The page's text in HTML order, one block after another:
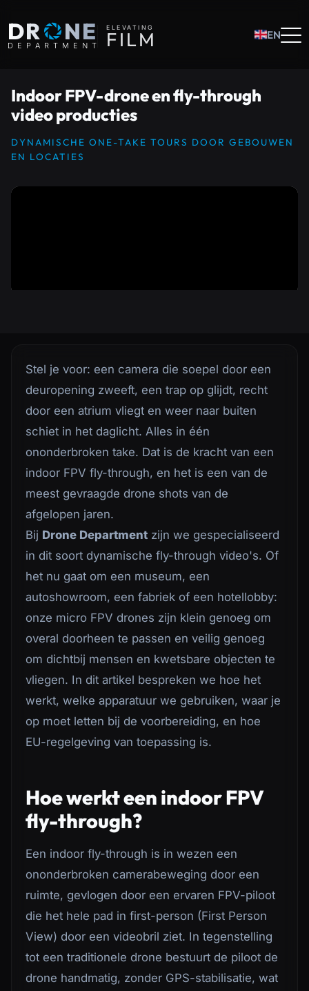
DRONE
D E P A R T M E N T
ELEVATING
FI LM EN
Indoor FPV-drone en fly-through
video producties
DYNAMISCHE ONE-TAKE TOURS DOOR GEBOUWEN
EN LOCATIES
Stel je voor: een camera die soepel door een
deuropening zweeft, een trap op glijdt, recht
door een atrium vliegt en weer naar buiten
schiet in het daglicht. Alles in één
ononderbroken take. Dat is de kracht van een
indoor FPV fly-through, en het is een van de
meest gevraagde drone shots van de
afgelopen jaren.
Bij Drone Department zijn we gespecialiseerd
in dit soort dynamische fly-through video's. Of
het nu gaat om een museum, een
autoshowroom, een fabriek of een hotellobby:
onze micro FPV drones zijn klein genoeg om
overal doorheen te passen en veilig genoeg
om dichtbij mensen en kwetsbare objecten te
vliegen. In dit artikel bespreken we hoe het
werkt, welke apparatuur we gebruiken, waar je
op moet letten bij de voorbereiding, en hoe
EU-regelgeving van toepassing is.
Hoe werkt een indoor FPV
fly-through?
Een indoor fly-through is in wezen een
ononderbroken camerabeweging door een
ruimte, gevlogen door een ervaren FPV-piloot
die het hele pad in first-person (First Person
View) door een videobril ziet. In tegenstelling
tot een traditionele drone bestuurt de piloot de
drone handmatig, zonder GPS-stabilisatie, wat